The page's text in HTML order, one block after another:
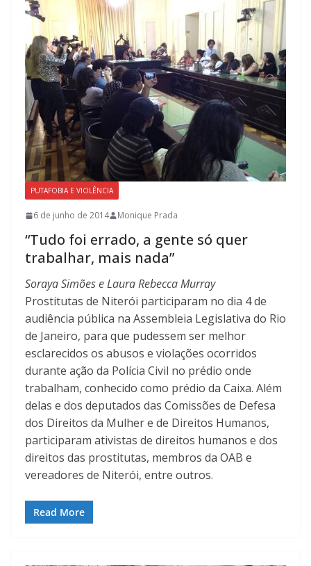
PUTAFOBIA E VIOLÊNCIA
6 de junho de 2014 Monique Prada
“Tudo foi errado, a gente só quer
trabalhar, mais nada”
Soraya Simões e Laura Rebecca Murray
Prostitutas de Niterói participaram no dia 4 de
audiência pública na Assembleia Legislativa do Rio
de Janeiro, para que pudessem ser melhor
esclarecidos os abusos e violações ocorridos
durante ação da Polícia Civil no prédio onde
trabalham, conhecido como prédio da Caixa. Além
delas e dos deputados das Comissões de Defesa
dos Direitos da Mulher e de Direitos Humanos,
participaram ativistas de direitos humanos e dos
direitos das prostitutas, membros da OAB e
vereadores de Niterói, entre outros.
Read More